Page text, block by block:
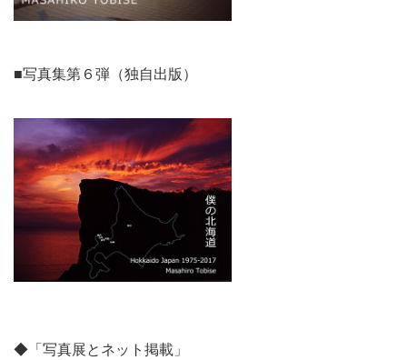
■写真集第６弾（独自出版）
◆「写真展とネット掲載」